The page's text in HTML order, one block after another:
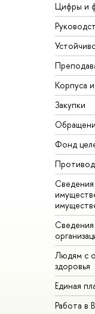
Цифры и
Корпуса
Закупки
Фонд
Людям с
здоровья
Единая
Работа в